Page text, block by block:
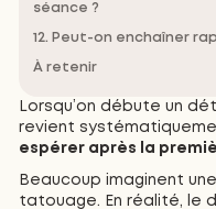
Lorsqu’on débute un
revient
espérer après la
Beaucoup imaginent
tatouage. En réalité, le
séance ?
12. Peut-on enchaîner
À retenir